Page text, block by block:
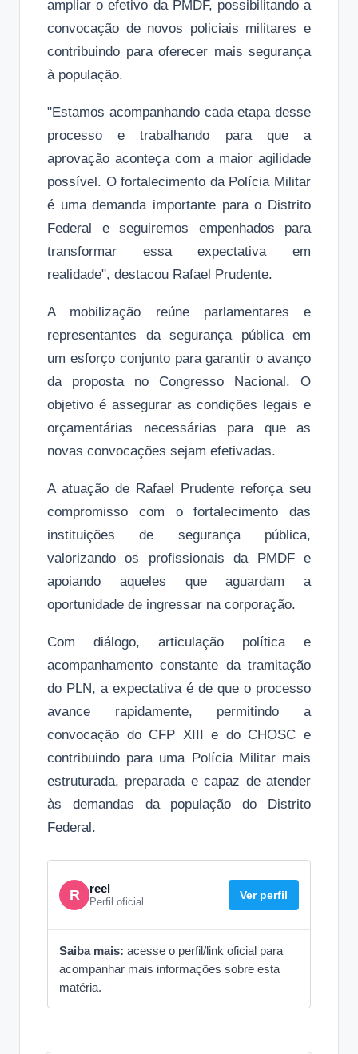
ampliar o efetivo da PMDF, possibilitando a
convocação de novos policiais militares e
contribuindo para oferecer mais segurança
à população.
"Estamos acompanhando cada etapa desse
processo e trabalhando para que a
aprovação aconteça com a maior agilidade
possível. O fortalecimento da Polícia Militar
é uma demanda importante para o Distrito
Federal e seguiremos empenhados para
transformar essa expectativa em
realidade", destacou Rafael Prudente.
A mobilização reúne parlamentares e
representantes da segurança pública em
um esforço conjunto para garantir o avanço
da proposta no Congresso Nacional. O
objetivo é assegurar as condições legais e
orçamentárias necessárias para que as
novas convocações sejam efetivadas.
A atuação de Rafael Prudente reforça seu
compromisso com o fortalecimento das
instituições de segurança pública,
valorizando os profissionais da PMDF e
apoiando aqueles que aguardam a
oportunidade de ingressar na corporação.
Com diálogo, articulação política e
acompanhamento constante da tramitação
do PLN, a expectativa é de que o processo
avance rapidamente, permitindo a
convocação do CFP XIII e do CHOSC e
contribuindo para uma Polícia Militar mais
estruturada, preparada e capaz de atender
às demandas da população do Distrito
Federal.
R reel
Perfil oficial
Ver perfil
Saiba mais: acesse o perfil/link oficial para
acompanhar mais informações sobre esta
matéria.